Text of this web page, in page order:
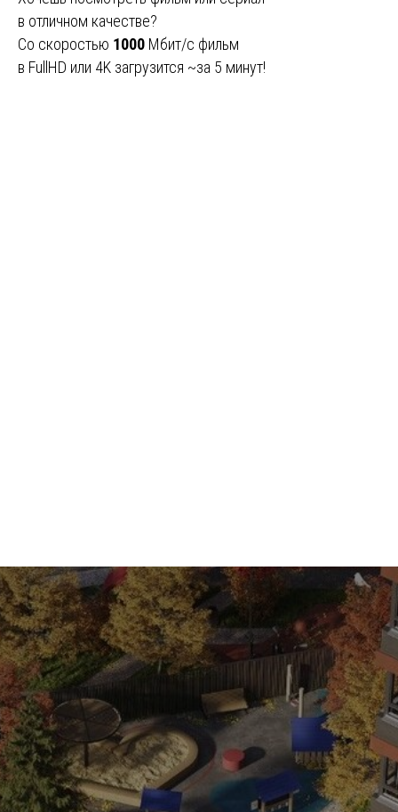
в отличном качестве?
Со скоростью 1000 Мбит/с фильм
в FullHD или 4K загрузится ~за 5 минут!